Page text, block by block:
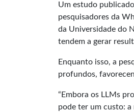
Um estudo
pesquisadores da
da Universidade do
tendem a gerar
Enquanto isso, a
profundos,
“Embora os LLMs
pode ter um custo: